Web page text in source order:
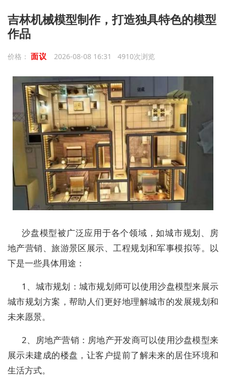
吉林机械模型制作，打造独具特色的模型
作品
价格： 面议 2026-08-08 16:31 4910次浏览
沙盘模型被广泛应用于各个领域，如城市规划、房
地产营销、旅游景区展示、工程规划和军事模拟等。以
下是一些具体用途：
1、城市规划：城市规划师可以使用沙盘模型来展示
城市规划方案，帮助人们更好地理解城市的发展规划和
未来愿景。
2、房地产营销：房地产开发商可以使用沙盘模型来
展示未建成的楼盘，让客户提前了解未来的居住环境和
生活方式。